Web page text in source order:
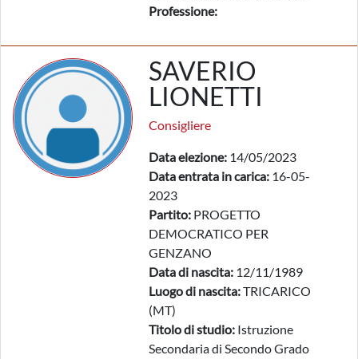
Professione:
SAVERIO
LIONETTI
Consigliere
Data elezione: 14/05/2023
Data entrata in carica: 16-05-
2023
Partito: PROGETTO
DEMOCRATICO PER
GENZANO
Data di nascita: 12/11/1989
Luogo di nascita:TRICARICO
(MT)
Titolo di studio: Istruzione
Secondaria di Secondo Grado